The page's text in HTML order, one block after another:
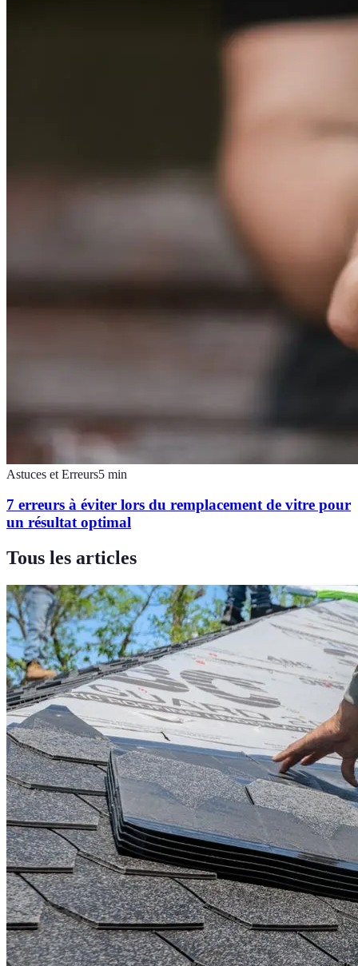
Astuces et Erreurs5 min
7 erreurs à éviter lors du remplacement de vitre pour
un résultat optimal
Tous les articles